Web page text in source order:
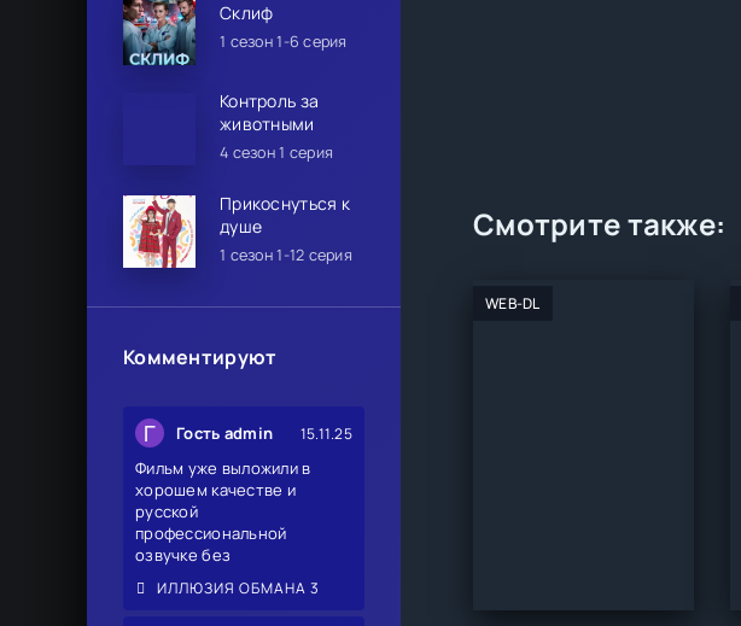
Склиф
1 сезон 1-6 серия
Контроль за
животными
4 сезон 1 серия
Прикоснуться к
душе
1 сезон 1-12 серия
Комментируют
Г Гость admin 15.11.25
Фильм уже выложили в
хорошем качестве и
русской
профессиональной
озвучке без
ИЛЛЮЗИЯ ОБМАНА 3
Смотрите также:
WEB-DL